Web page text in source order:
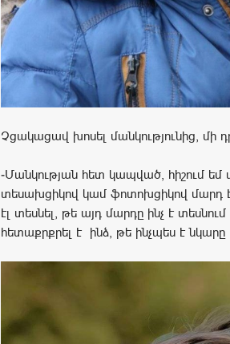
Չցակացավ խոսել մանկությունից, մի
-Մանկության հետ կապված, հիշում
տեսախցիկով կամ ֆոտոխցիկով մարդ
էլ տեսնել, թե այդ մարդը ինչ է
հետաքրքրել է ինձ, թե ինչպես է նկարը